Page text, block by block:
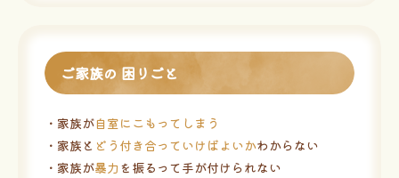
ご家族の 困りごと
・家族が自室にこもってしまう
・家族と どう付き合っていけばよいかわからない
・家族が暴力 を振るって手が付けられない